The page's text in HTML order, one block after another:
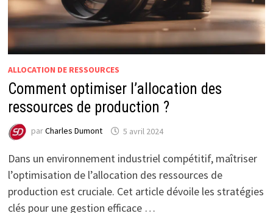
ALLOCATION DE RESSOURCES
Comment optimiser l’allocation des
ressources de production ?
parCharles Dumont 5 avril 2024
Dans un environnement industriel compétitif, maîtriser
l’optimisation de l’allocation des ressources de
production est cruciale. Cet article dévoile les stratégies
clés pour une gestion efficace …